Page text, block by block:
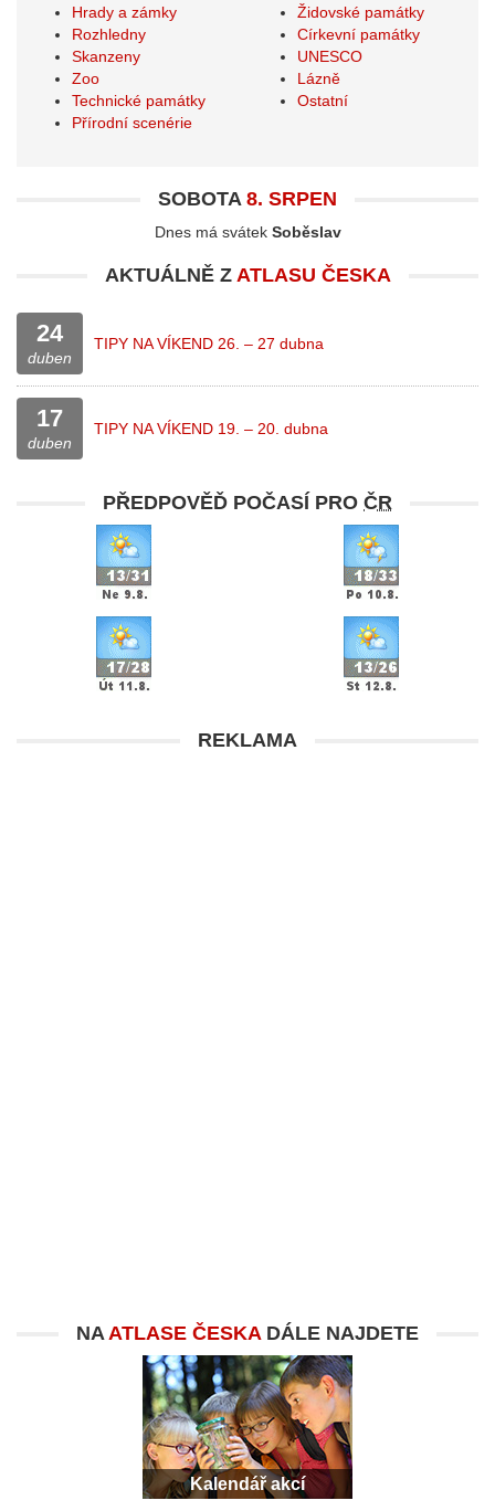
Hrady a zámky
Rozhledny
Skanzeny
Zoo
Technické památky
Přírodní scenérie
Židovské památky
Církevní památky
UNESCO
Lázně
Ostatní
SOBOTA 8. SRPEN
Dnes má svátek Soběslav
AKTUÁLNĚ Z ATLASU ČESKA
24
duben
TIPY NA VÍKEND 26. – 27 dubna
17
duben
TIPY NA VÍKEND 19. – 20. dubna
PŘEDPOVĚĎ POČASÍ PRO ČR
REKLAMA
NAATLASE ČESKADÁLE NAJDETE
Kalendář akcí